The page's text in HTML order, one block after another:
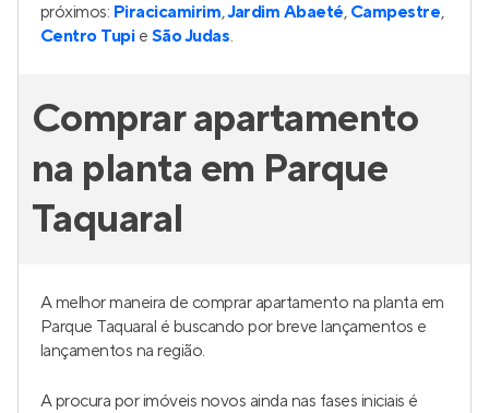
próximos: Piracicamirim,Jardim Abaeté, Campestre,
Centro Tupie São Judas.
Comprar apartamento
na planta em Parque
Taquaral
A melhor maneira de comprar apartamento na planta em
Parque Taquaral é buscando por breve lançamentos e
lançamentos na região.
A procura por imóveis novos ainda nas fases iniciais é